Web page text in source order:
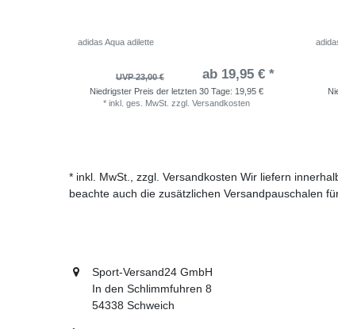
adidas Aqua adilette
UVP 23,00 € ab 19,95 € *
Niedrigster Preis der letzten 30 Tage: 19,95 €
* inkl. ges. MwSt. zzgl. Versandkosten
* inkl. MwSt., zzgl. Versandkosten Wir liefern
beachte auch die zusätzlichen Versandpauschalen
Sport-Versand24 GmbH
In den Schlimmfuhren 8
54338 Schweich